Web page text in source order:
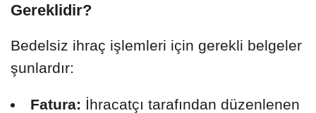
Gereklidir?
Bedelsiz ihraç işlemleri için gerekli belgeler
şunlardır:
Fatura: İhracatçı tarafından düzenlenen